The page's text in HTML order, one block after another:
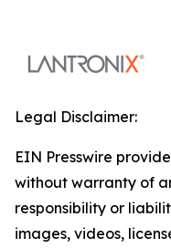
Legal Disclaimer:
EIN Presswire
without warranty of
responsibility or
images, videos,